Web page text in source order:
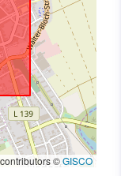
contributors ©GISCO